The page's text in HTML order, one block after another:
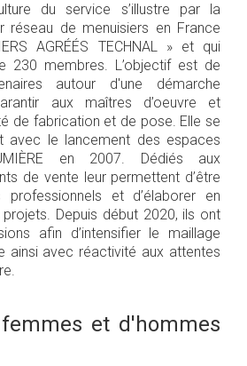
du service s’illustre par la
réseau de menuisiers en France
AGRÉÉS TECHNAL » et qui
230 membres. L’objectif est de
autour d'une démarche
aux maîtres d’oeuvre et
de fabrication et de pose. Elle se
avec le lancement des espaces
en 2007. Dédiés aux
de vente leur permettent d’être
et d’élaborer en
Depuis début 2020, ils ont
afin d’intensifier le maillage
ainsi avec réactivité aux attentes
et d'hommes